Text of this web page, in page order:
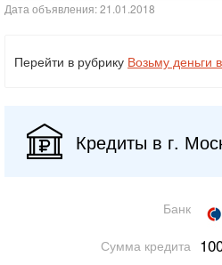
Дата объявления: 21.01.2018
Перейти в рубрику Возьму деньги
Кредиты в г.
Банк
Сумма кредита